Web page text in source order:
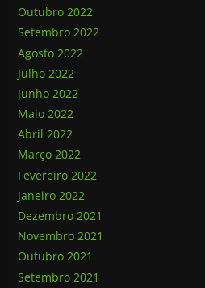
Outubro 2022
Setembro 2022
Agosto 2022
Julho 2022
Junho 2022
Maio 2022
Abril 2022
Março 2022
Fevereiro 2022
Janeiro 2022
Dezembro 2021
Novembro 2021
Outubro 2021
Setembro 2021